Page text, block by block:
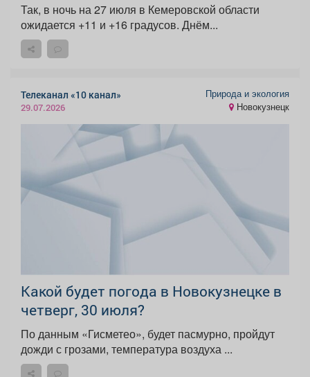
Так, в ночь на 27 июля в Кемеровской области
ожидается +11 и +16 градусов. Днём...
Телеканал «10 канал»
29.07.2026
Природа и экология
Новокузнецк
Какой будет погода в Новокузнецке в
четверг, 30 июля?
По данным «Гисметео», будет пасмурно, пройдут
дожди с грозами, температура воздуха ...